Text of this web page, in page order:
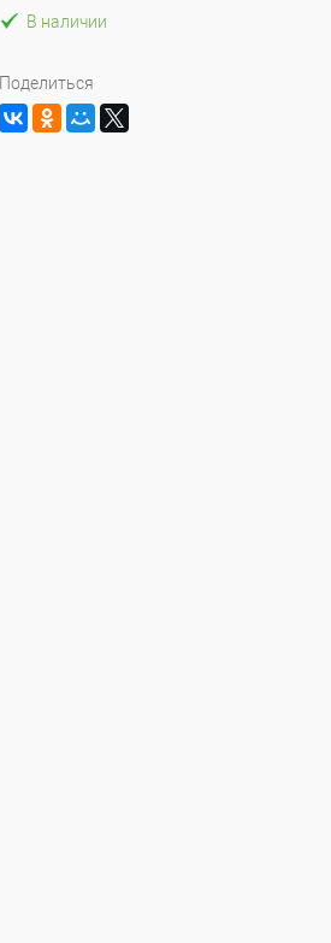
В наличии
Поделиться